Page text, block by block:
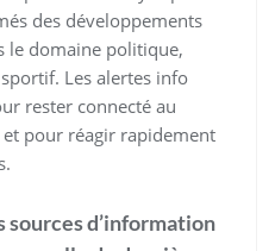
des développements
le domaine politique,
Les alertes info
rester connecté au
pour réagir rapidement
d’information